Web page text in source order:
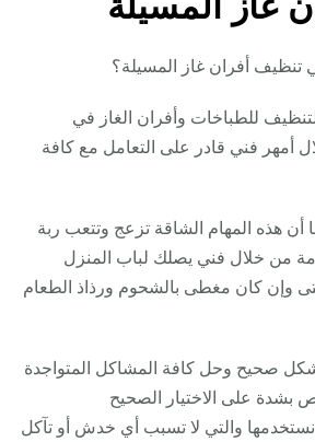
أفران غاز المسيلة؟
للطباخات وأفران الغاز في
أمهر فني قادر على التعامل مع كافة
أن هذه المهام الشاقة تزعج وتتعب ربة
من خلال فني يصلك لباب المنزل
وإن كان مغطى بالشحوم ورذاذ الطعام
صحيح وحل كافة المشاكل المتواجدة
بشدة على الاختيار الصحيح
والتي لا تسبب أي خدش أو تآكل